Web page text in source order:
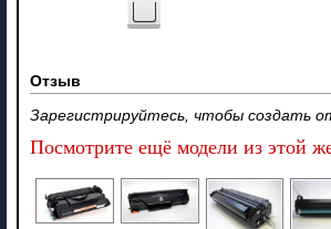
Отзыв
Зарегистрируйтесь, чтобы создать
Посмотрите ещё модели из этой